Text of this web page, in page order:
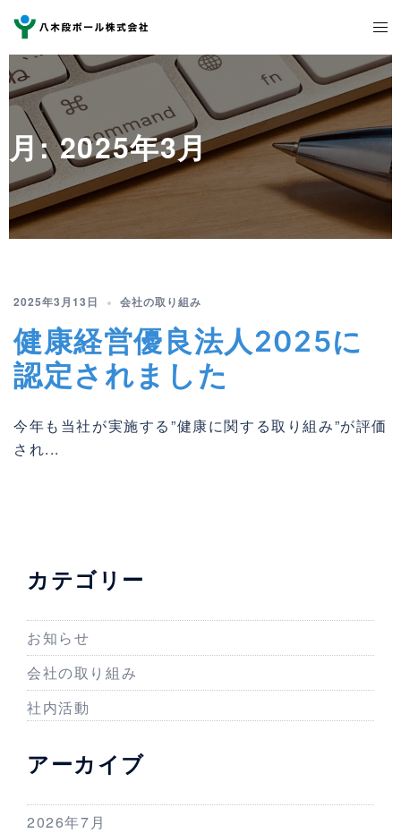
月:2025年3月
2025年3月13日 会社の取り組み
健康経営優良法人2025に
認定されました
今年も当社が実施する”健康に関する取り組み”が評価
され...
カテゴリー
お知らせ
会社の取り組み
社内活動
アーカイブ
2026年7月